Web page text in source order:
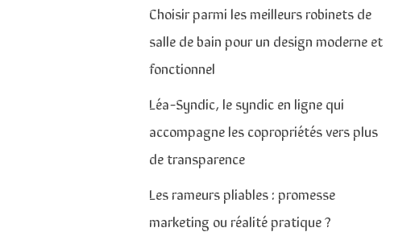
Choisir parmi les meilleurs robinets de
salle de bain pour un design moderne et
fonctionnel
Léa-Syndic, le syndic en ligne qui
accompagne les copropriétés vers plus
de transparence
Les rameurs pliables : promesse
marketing ou réalité pratique ?